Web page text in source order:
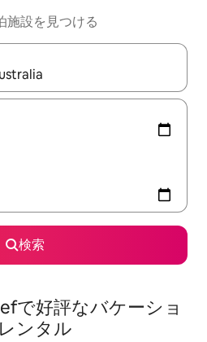
施設を見つける
上下の矢印キーを使って移動するか
検索
で好評なバケーショ
ンタル